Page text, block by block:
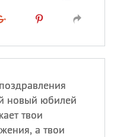
новый юбилей
твои
а твои